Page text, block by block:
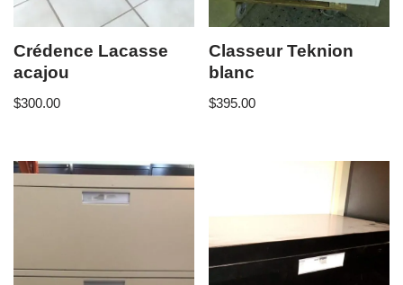
Crédence Lacasse
acajou
$300.00
Classeur Teknion
blanc
$395.00